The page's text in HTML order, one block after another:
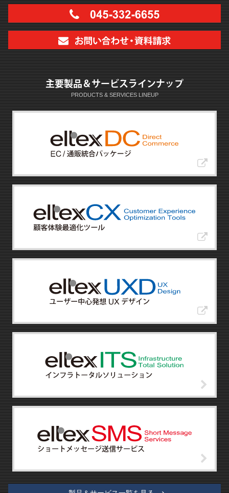
主要製品＆サービスラインナップ
PRODUCTS & SERVICES LINEUP